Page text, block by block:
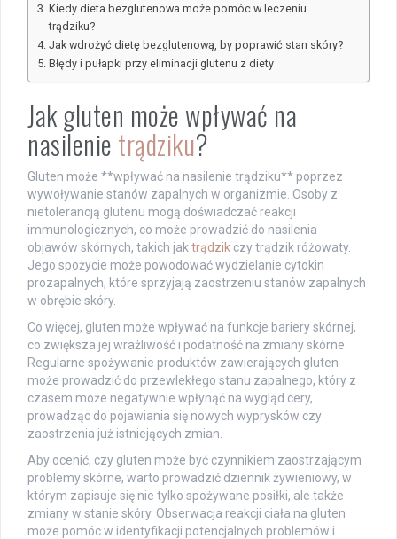
Kiedy dieta bezglutenowa może pomóc w leczeniu
trądziku?
Jak wdrożyć dietę bezglutenową, by poprawić stan skóry?
Błędy i pułapki przy eliminacji glutenu z diety
Jak gluten może wpływać na
nasilenie trądziku?
Gluten może **wpływać na nasilenie trądziku** poprzez
wywoływanie stanów zapalnych w organizmie. Osoby z
nietolerancją glutenu mogą doświadczać reakcji
immunologicznych, co może prowadzić do nasilenia
objawów skórnych, takich jak trądzik czy trądzik różowaty.
Jego spożycie może powodować wydzielanie cytokin
prozapalnych, które sprzyjają zaostrzeniu stanów zapalnych
w obrębie skóry.
Co więcej, gluten może wpływać na funkcje bariery skórnej,
co zwiększa jej wrażliwość i podatność na zmiany skórne.
Regularne spożywanie produktów zawierających gluten
może prowadzić do przewlekłego stanu zapalnego, który z
czasem może negatywnie wpłynąć na wygląd cery,
prowadząc do pojawiania się nowych wyprysków czy
zaostrzenia już istniejących zmian.
Aby ocenić, czy gluten może być czynnikiem zaostrzającym
problemy skórne, warto prowadzić dziennik żywieniowy, w
którym zapisuje się nie tylko spożywane posiłki, ale także
zmiany w stanie skóry. Obserwacja reakcji ciała na gluten
może pomóc w identyfikacji potencjalnych problemów i